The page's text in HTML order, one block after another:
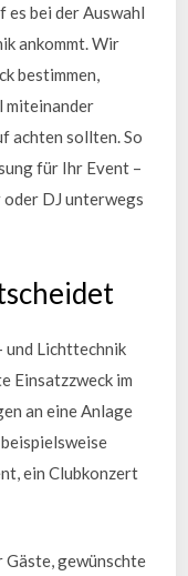
es bei der Auswahl
ankommt. Wir
bestimmen,
miteinander
achten sollten. So
für Ihr Event –
DJ unterwegs
und Lichttechnik
Einsatzzweck im
an eine Anlage
ein Clubkonzert
Gäste, gewünschte